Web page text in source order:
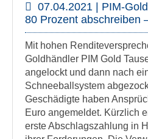
07.04.2021 | PIM-
80 Prozent abschreiben
Mit hohen
Goldhändler PIM Gold
angelockt und dann nach
Schneeballsystem
Geschädigte haben
Euro angemeldet. Kürzlich
erste Abschlagszahlung in